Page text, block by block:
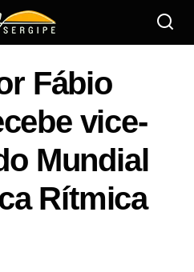
Fábio
vice-
Mundial
Rítmica